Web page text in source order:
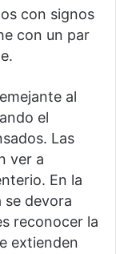
con signos
con un par
al
el
Las
ver a
En la
se devora
reconocer la
extienden